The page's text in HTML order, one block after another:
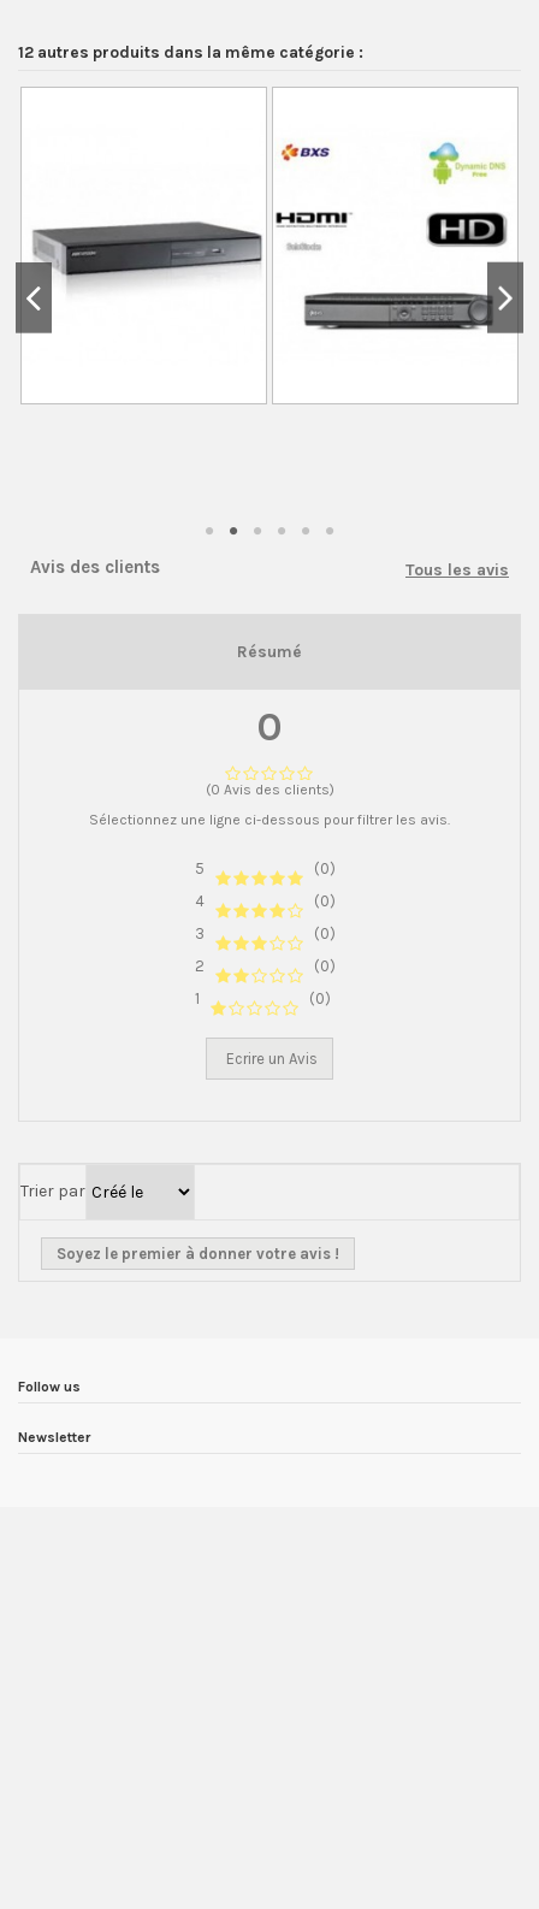
12 autres produits dans la même catégorie :
Avis des clients Tous les avis
Résumé
0
(0 Avis des clients)
Sélectionnez une ligne ci-dessous pour filtrer les avis.
5
(0)
4
(0)
3
(0)
2
(0)
1
(0)
Ecrire un Avis
Trier par
Soyez le premier à donner votre avis !
Follow us
Newsletter